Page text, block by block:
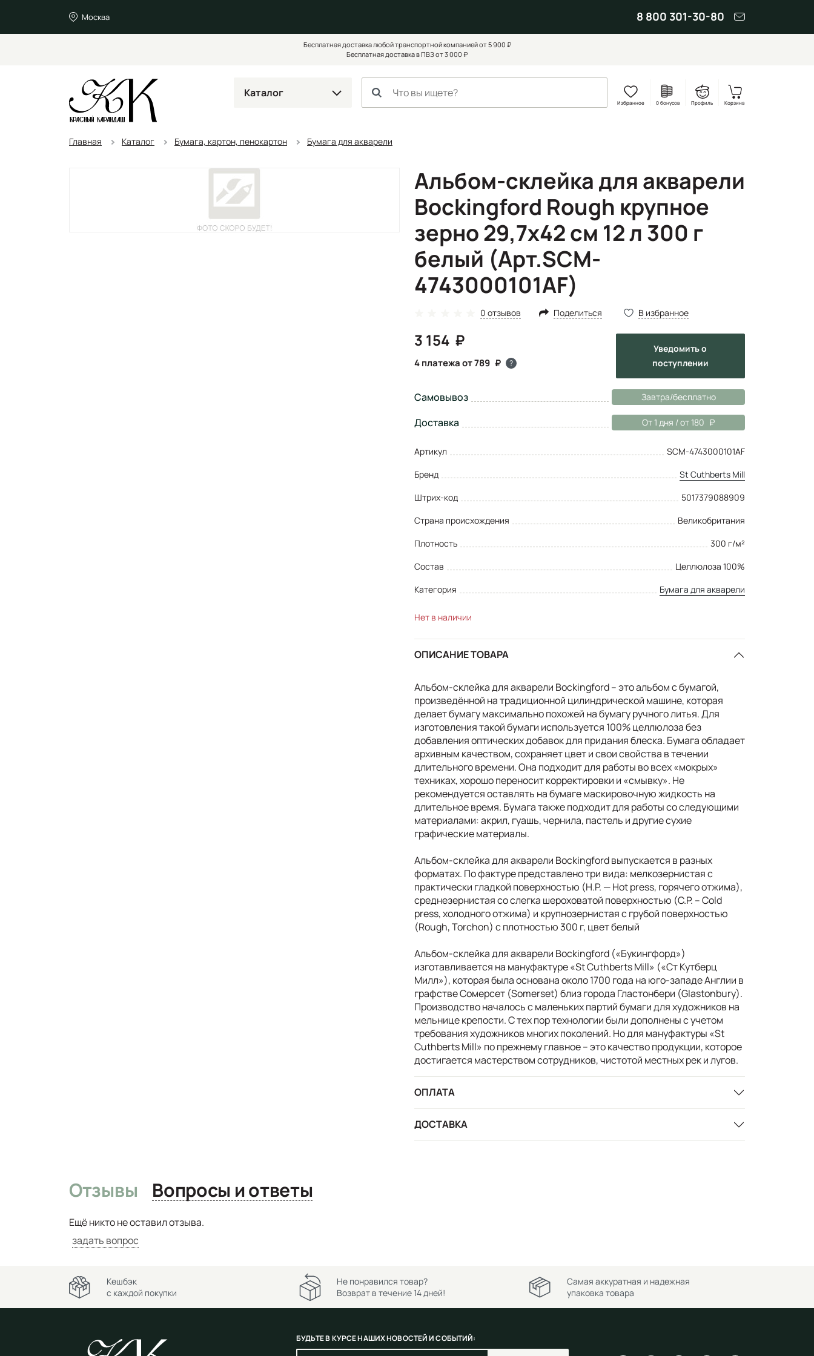
Москва 8 800 301-30-80
Бесплатная доставка любой транспортной компанией от 5 900 ₽
Бесплатная доставка в ПВЗ от 3 000 ₽
Каталог
Избранное 0 бонусов Профиль Корзина
Главная Каталог Бумага, картон, пенокартон Бумага для акварели
Альбом-склейка для акварели
Bockingford Rough крупное
зерно 29,7х42 см 12 л 300 г
белый (Арт.SCM-
4743000101AF)
0 отзывов Поделиться В избранное
3 154
4 платежа от 789 ?
Уведомитьо
поступлении
Самовывоз Завтра/бесплатно
Доставка От 1 дня / от 180
Артикул
SCM-4743000101AF
Бренд
St Cuthberts Mill
Штрих-код
5017379088909
Страна происхождения
Великобритания
Плотность
300 г/м²
Состав
Целлюлоза 100%
Категория
Бумага для акварели
Нет в наличии
ОПИСАНИЕ ТОВАРА
Альбом-склейка для акварели Bockingford – это альбом с бумагой,
произведённой на традиционной цилиндрической машине, которая
делает бумагу максимально похожей на бумагу ручного литья. Для
изготовления такой бумаги используется 100% целлюлоза без
добавления оптических добавок для придания блеска. Бумага обладает
архивным качеством, сохраняет цвет и свои свойства в течении
длительного времени. Она подходит для работы во всех «мокрых»
техниках, хорошо переносит корректировки и «смывку». Не
рекомендуется оставлять на бумаге маскировочную жидкость на
длительное время. Бумага также подходит для работы со следующими
материалами: акрил, гуашь, чернила, пастель и другие сухие
графические материалы.
Альбом-склейка для акварели Bockingford выпускается в разных
форматах. По фактуре представлено три вида: мелкозернистая с
практически гладкой поверхностью (H.P. — Hot press, горячего отжима),
среднезернистая со слегка шероховатой поверхностью (C.P. – Cold
press, холодного отжима) и крупнозернистая с грубой поверхностью
(Rough, Torchon) с плотностью 300 г, цвет белый
Альбом-склейка для акварели Bockingford («Букингфорд»)
изготавливается на мануфактуре «St Cuthberts Mill» («Ст Кутберц
Милл»), которая была основана около 1700 года на юго-западе Англии в
графстве Сомерсет (Somerset) близ города Гластонбери (Glastonbury).
Производство началось с маленьких партий бумаги для художников на
мельнице крепости. С тех пор технологии были дополнены с учетом
требования художников многих поколений. Но для мануфактуры «St
Cuthberts Mill» по прежнему главное – это качество продукции, которое
достигается мастерством сотрудников, чистотой местных рек и лугов.
ОПЛАТА
ДОСТАВКА
Отзывы Вопросы и ответы
Ещё никто не оставил отзыва.
задать вопрос
Кешбэк
с каждой покупки
Не понравился товар?
Возврат в течение 14 дней!
Самая аккуратная и надежная
упаковка товара
БУДЬТЕ В КУРСЕ НАШИХ НОВОСТЕЙ И СОБЫТИЙ: